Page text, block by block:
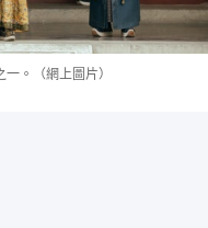
。（網上圖片）